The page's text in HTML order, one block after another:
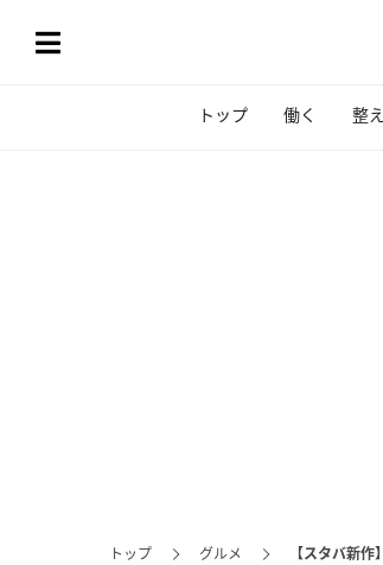
トップ 働く 整
トップ グルメ 【スタバ新